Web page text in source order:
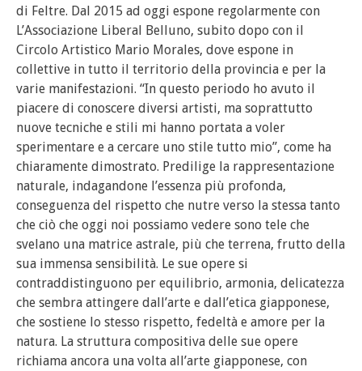
di Feltre. Dal 2015 ad oggi espone regolarmente con
L’Associazione Liberal Belluno, subito dopo con il
Circolo Artistico Mario Morales, dove espone in
collettive in tutto il territorio della provincia e per la
varie manifestazioni. “In questo periodo ho avuto il
piacere di conoscere diversi artisti, ma soprattutto
nuove tecniche e stili mi hanno portata a voler
sperimentare e a cercare uno stile tutto mio”, come ha
chiaramente dimostrato. Predilige la rappresentazione
naturale, indagandone l’essenza più profonda,
conseguenza del rispetto che nutre verso la stessa tanto
che ciò che oggi noi possiamo vedere sono tele che
svelano una matrice astrale, più che terrena, frutto della
sua immensa sensibilità. Le sue opere si
contraddistinguono per equilibrio, armonia, delicatezza
che sembra attingere dall’arte e dall’etica giapponese,
che sostiene lo stesso rispetto, fedeltà e amore per la
natura. La struttura compositiva delle sue opere
richiama ancora una volta all’arte giapponese, con